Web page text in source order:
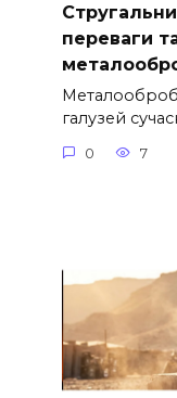
переваги
галузей
0 7